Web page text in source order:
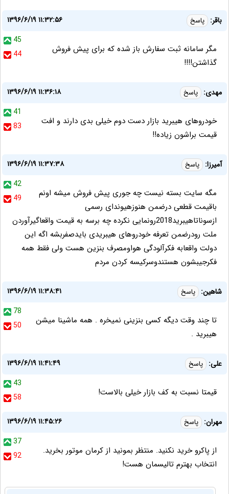
باقر: پاسخ
۱۳۹۶/۶/۱۹ ۱۱:۳۲:۵۶
45
44
مگر سامانه ثبت سفارش باز شده که برای پیش فروش
گذاشتن!!!!
مهدی: پاسخ
۱۳۹۶/۶/۱۹ ۱۱:۳۶:۱۸
41
83
خودروهای هیبرید بازار دست دوم خیلی بدی دارند و افت
قیمت براشون زیاده!!
آمیرزا: پاسخ
۱۳۹۶/۶/۱۹ ۱۱:۳۷:۳۸
42
49
مگه سایت بسته نیست چه جوری پیش فروش میشه اونم
باقیمت قطعی درضمن هنوزهیوندای رسمی
ازسوناتاهیبرید2018رونمایی نکرده چه برسه به قیمت واقعاگیرآوردن
ملت رودرضمن تعرفه خودروهای هیبریدی بایدصفربشه اگه این
دولت واقعابه فکرآلودگی هواومصرف بنزین هست ولی فقط همه
فکرجیبشون هستندوسرکیسه کردن مردم
شاهین: پاسخ
۱۳۹۶/۶/۱۹ ۱۱:۳۸:۴۱
78
50
تا چند وقت دیگه کسی بنزینی نمیخره . همه ماشینا میشن
هیبرید .
علی: پاسخ
۱۳۹۶/۶/۱۹ ۱۱:۴۱:۴۹
43
58
قیمتا نسبت به کف بازار خیلی بالاست!
مهران: پاسخ
۱۳۹۶/۶/۱۹ ۱۱:۴۵:۲۶
37
92
از پاکرو خرید نکنید. منتظر بمونید از کرمان موتور بخرید.
انتخاب بهترم تالیسمان هست!